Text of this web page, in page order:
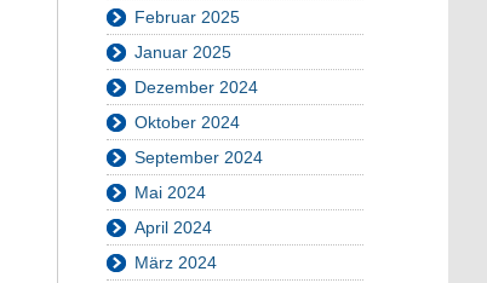
Februar 2025
Januar 2025
Dezember 2024
Oktober 2024
September 2024
Mai 2024
April 2024
März 2024